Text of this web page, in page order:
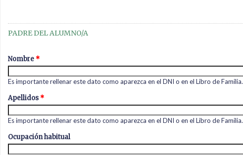
PADRE DEL ALUMNO/A
Nombre *
Es importante rellenar este dato como aparezca en el DNI o en el Libro de Familia.
Apellidos *
Es importante rellenar este dato como aparezca en el DNI o en el Libro de Familia.
Ocupación habitual